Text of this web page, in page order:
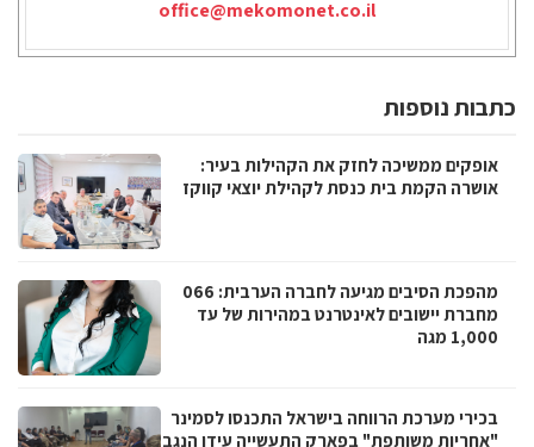
office@mekomonet.co.il
כתבות נוספות
אופקים ממשיכה לחזק את הקהילות בעיר:
אושרה הקמת בית כנסת לקהילת יוצאי קווקז
מהפכת הסיבים מגיעה לחברה הערבית: 066
מחברת יישובים לאינטרנט במהירות של עד
1,000 מגה
בכירי מערכת הרווחה בישראל התכנסו לסמינר
"אחריות משותפת" בפארק התעשייה עידן הנגב